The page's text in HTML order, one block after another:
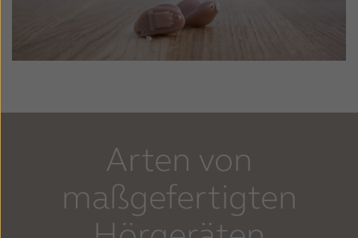
Arten von
maßgefertigten